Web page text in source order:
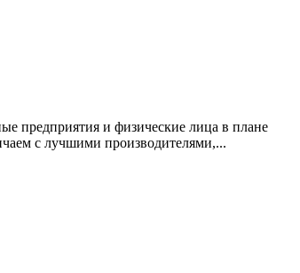
предприятия и физические лица в плане
с лучшими производителями,...